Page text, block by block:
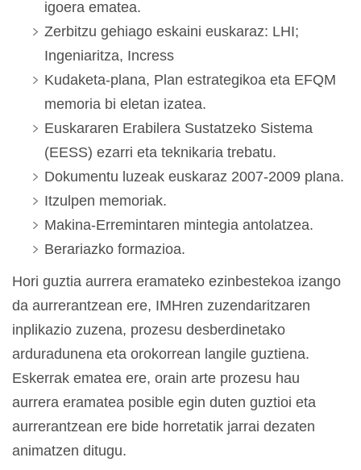
igoera ematea.
Zerbitzu gehiago eskaini euskaraz: LHI;
Ingeniaritza, Incress
Kudaketa-plana, Plan estrategikoa eta EFQM
memoria bi eletan izatea.
Euskararen Erabilera Sustatzeko Sistema
(EESS) ezarri eta teknikaria trebatu.
Dokumentu luzeak euskaraz 2007-2009 plana.
Itzulpen memoriak.
Makina-Erremintaren mintegia antolatzea.
Berariazko formazioa.
Hori guztia aurrera eramateko ezinbestekoa izango
da aurrerantzean ere, IMHren zuzendaritzaren
inplikazio zuzena, prozesu desberdinetako
arduradunena eta orokorrean langile guztiena.
Eskerrak ematea ere, orain arte prozesu hau
aurrera eramatea posible egin duten guztioi eta
aurrerantzean ere bide horretatik jarrai dezaten
animatzen ditugu.